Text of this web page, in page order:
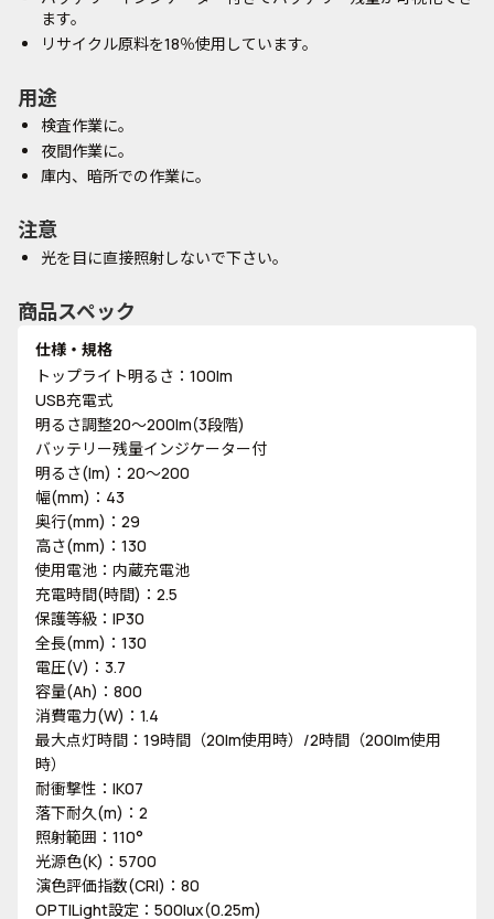
ます。
リサイクル原料を18％使用しています。
用途
検査作業に。
夜間作業に。
庫内、暗所での作業に。
注意
光を目に直接照射しないで下さい。
商品スペック
仕様・規格
トップライト明るさ：100lm
USB充電式
明るさ調整20～200lm(3段階)
バッテリー残量インジケーター付
明るさ(lm)：20～200
幅(mm)：43
奥行(mm)：29
高さ(mm)：130
使用電池：内蔵充電池
充電時間(時間)：2.5
保護等級：IP30
全長(mm)：130
電圧(V)：3.7
容量(Ah)：800
消費電力(W)：1.4
最大点灯時間：19時間（20lm使用時）/2時間（200lm使用
時）
耐衝撃性：IK07
落下耐久(m)：2
照射範囲：110°
光源色(K)：5700
演色評価指数(CRI)：80
OPTILight設定：500lux(0.25m)